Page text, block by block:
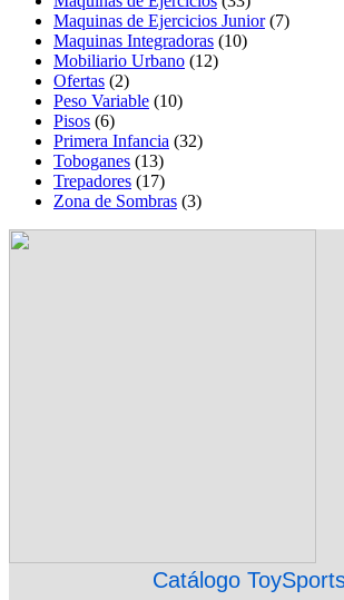
Maquinas de Ejercicios Junior (7)
Maquinas Integradoras (10)
Mobiliario Urbano (12)
Ofertas (2)
Peso Variable (10)
Pisos (6)
Primera Infancia (32)
Toboganes (13)
Trepadores (17)
Zona de Sombras (3)
Catálogo